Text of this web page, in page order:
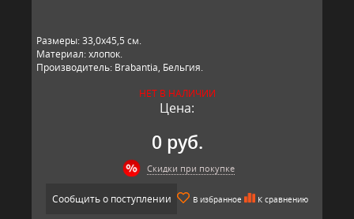
Размеры: 33,0х45,5 см.
Материал: хлопок.
Производитель: Brabantia, Бельгия.
НЕТ В НАЛИЧИИ
Цена:
0 руб.
Скидки при покупке
Сообщить о поступлении В избранное К сравнению